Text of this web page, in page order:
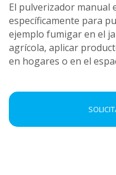
El pulverizador manual
específicamente para
ejemplo fumigar en el
agrícola, aplicar
en hogares o en el